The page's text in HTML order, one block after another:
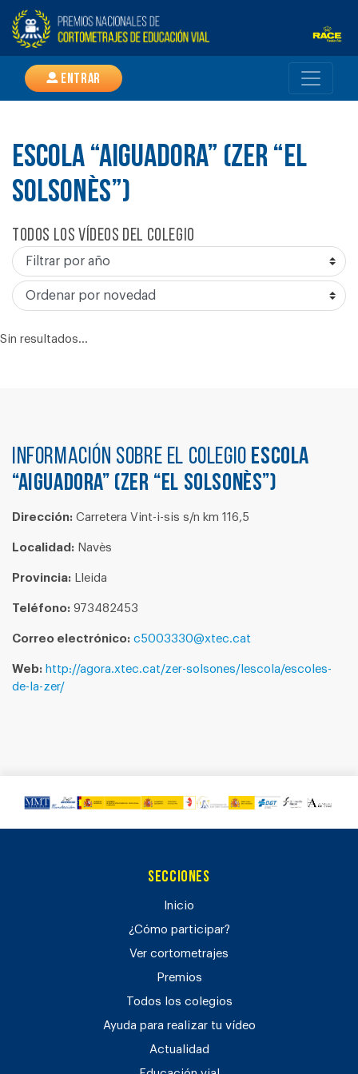
Entrar
ESCOLA “AIGUADORA” (ZER “EL
SOLSONÈS”)
Todos los vídeos del colegio
Sin resultados...
Información sobre el colegio ESCOLA
“AIGUADORA” (ZER “EL SOLSONÈS”)
Dirección: Carretera Vint-i-sis s/n km 116,5
Localidad: Navès
Provincia: Lleida
Teléfono: 973482453
Correo electrónico: c5003330@xtec.cat
Web: http://agora.xtec.cat/zer-solsones/lescola/escoles-
de-la-zer/
Secciones
Inicio
¿Cómo participar?
Ver cortometrajes
Premios
Todos los colegios
Ayuda para realizar tu vídeo
Actualidad